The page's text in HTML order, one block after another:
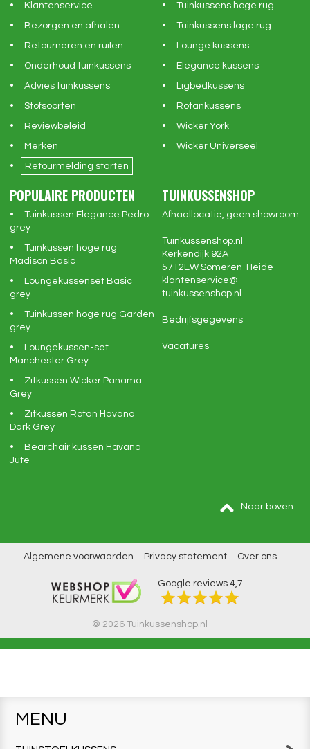
Klantenservice
Bezorgen en afhalen
Retourneren en ruilen
Onderhoud tuinkussens
Advies tuinkussens
Stofsoorten
Reviewbeleid
Merken
Retourmelding starten
Tuinkussens hoge rug
Tuinkussens lage rug
Lounge kussens
Elegance kussens
Ligbedkussens
Rotankussens
Wicker York
Wicker Universeel
POPULAIRE PRODUCTEN
Tuinkussen Elegance Pedro
grey
Tuinkussen hoge rug
Madison Basic
Loungekussenset Basic
grey
Tuinkussen hoge rug Garden
grey
Loungekussen-set
Manchester Grey
Zitkussen Wicker Panama
Grey
Zitkussen Rotan Havana
Dark Grey
Bearchair kussen Havana
Jute
TUINKUSSENSHOP
Afhaallocatie, geen showroom:
Tuinkussenshop.nl
Kerkendijk 92A
5712EW Someren-Heide
klantenservice@
tuinkussenshop.nl
Bedrijfsgegevens
Vacatures
Naar boven
Algemene voorwaarden Privacy statement Over ons
Google reviews 4,7
© 2026 Tuinkussenshop.nl
MENU